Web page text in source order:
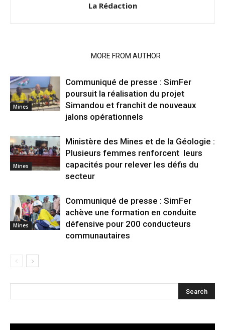
La Rédaction
MORE FROM AUTHOR
Mines
Communiqué de presse : SimFer
poursuit la réalisation du projet
Simandou et franchit de nouveaux
jalons opérationnels
Mines
Ministère des Mines et de la Géologie :
Plusieurs femmes renforcent leurs
capacités pour relever les défis du
secteur
Mines
Communiqué de presse : SimFer
achève une formation en conduite
défensive pour 200 conducteurs
communautaires